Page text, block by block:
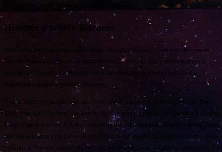
Historie a tvůrce Bitcoinu
Jejím tvůrcem je záhadná osoba nebo skupina lidí známá pod pseudonymem
Satoshi Nakamoto. Přesné informace o tom, kdo se za tímto jménem skrývá,
jsou dodnes neznámé a identita Satoshiho Nakamota zůstává jedním z
největších tajemství světa kryptoměn.
V roce 2008 byl publikován tzv. „bílý papír“ s názvem „Bitcoin: Peer-to-Peer
Electronic Cash System“, ve kterém byly popsány principy fungování této nové
formy digitální měny. V lednu následujícího roku pak byla spuštěna první verze
Bitcoin softwaru a tak začala historie této revoluční kryptoměny. Od samotného
počátku si Bitcoin získal velkou popularitu mezi technologickou komunitou i